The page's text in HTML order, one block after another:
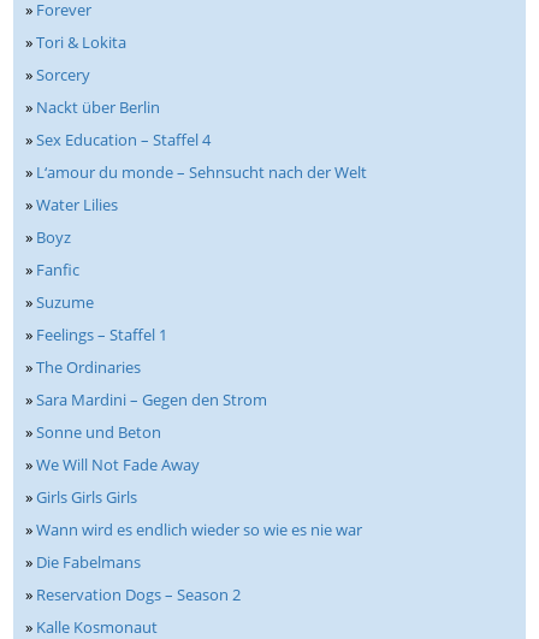
» Forever
»Tori & Lokita
»Sorcery
» Nackt über Berlin
»Sex Education – Staffel 4
» L‘amour du monde – Sehnsucht nach der Welt
»Water Lilies
» Boyz
» Fanfic
»Suzume
» Feelings – Staffel 1
»The Ordinaries
»Sara Mardini – Gegen den Strom
»Sonne und Beton
»We Will Not Fade Away
»Girls Girls Girls
»Wann wird es endlich wieder so wie es nie war
» Die Fabelmans
» Reservation Dogs – Season 2
» Kalle Kosmonaut